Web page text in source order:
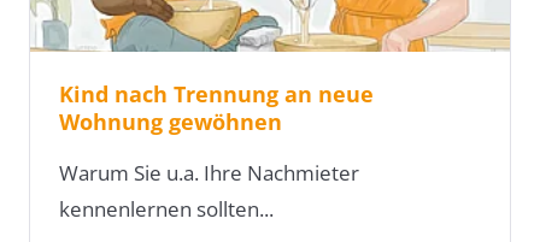
Kind nach Trennung an neue
Wohnung gewöhnen
Warum Sie u.a. Ihre Nachmieter
kennenlernen sollten...